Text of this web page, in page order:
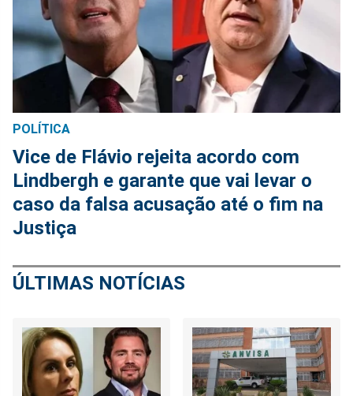
POLÍTICA
Vice de Flávio rejeita acordo com
Lindbergh e garante que vai levar o
caso da falsa acusação até o fim na
Justiça
ÚLTIMAS NOTÍCIAS